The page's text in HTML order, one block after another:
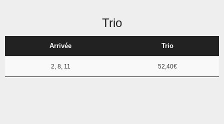
Trio
Arrivée Trio
2, 8, 11 52,40€